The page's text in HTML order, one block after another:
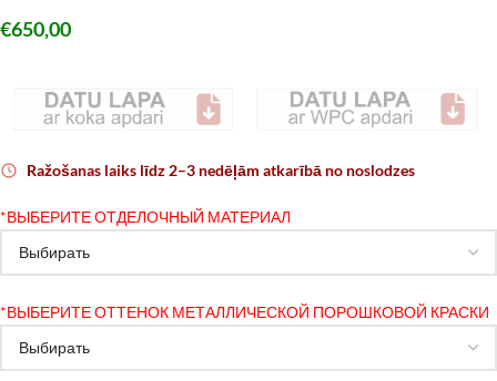
€650,00
Ražošanas laiks līdz 2–3 nedēļām atkarībā no noslodzes
*ВЫБЕРИТЕ ОТДЕЛОЧНЫЙ МАТЕРИАЛ
*ВЫБЕРИТЕ ОТТЕНОК МЕТАЛЛИЧЕСКОЙ ПОРОШКОВОЙ КРАСКИ